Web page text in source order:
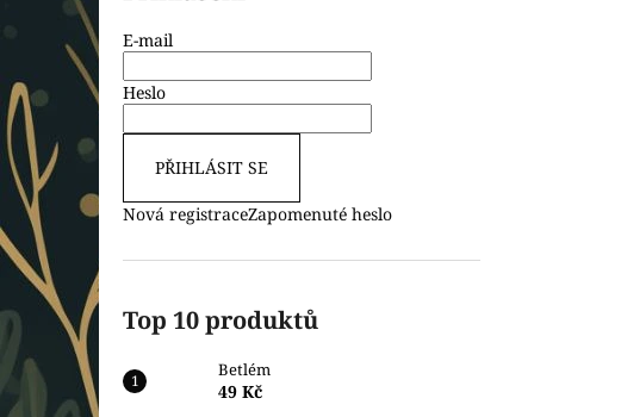
E-mail
Heslo
PŘIHLÁSIT SE
Nová registraceZapomenuté heslo
Top 10 produktů
Betlém
49 Kč